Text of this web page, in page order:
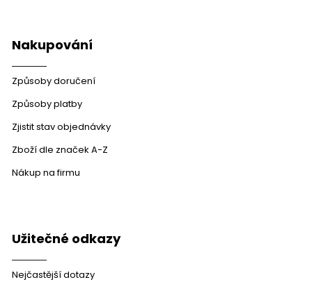
Nakupování
Způsoby doručení
Způsoby platby
Zjistit stav objednávky
Zboží dle značek A-Z
Nákup na firmu
Užitečné odkazy
Nejčastější dotazy